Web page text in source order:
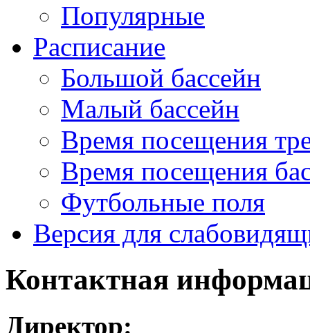
Популярные
Расписание
Большой бассейн
Малый бассейн
Время посещения
Время посещения
Футбольные поля
Версия для
Контактная
Директор: